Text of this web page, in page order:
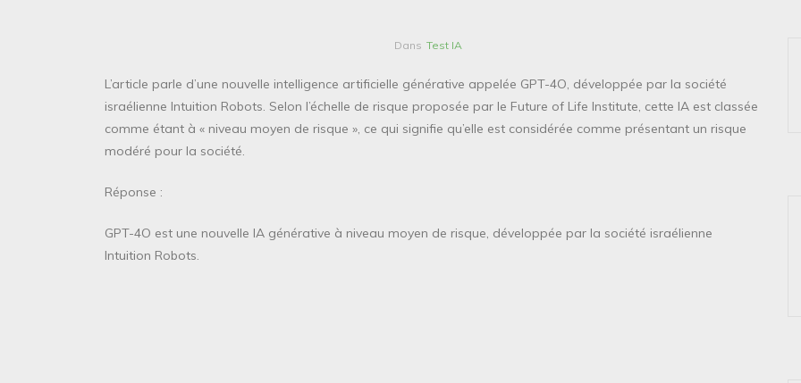
Dans Test IA
L’article parle d’une nouvelle intelligence artificielle générative appelée GPT-4O, développée par la société
israélienne Intuition Robots. Selon l’échelle de risque proposée par le Future of Life Institute, cette IA est classée
comme étant à « niveau moyen de risque », ce qui signifie qu’elle est considérée comme présentant un risque
modéré pour la société.
Réponse :
GPT-4O est une nouvelle IA générative à niveau moyen de risque, développée par la société israélienne
Intuition Robots.